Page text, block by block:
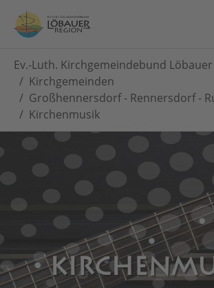
Ev.-Luth. Kirchgemeindebund
Kirchgemeinden
Großhennersdorf - Rennersdorf -
Kirchenmusik